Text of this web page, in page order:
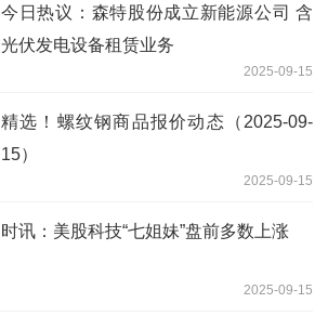
今日热议：森特股份成立新能源公司 含
光伏发电设备租赁业务
2025-09-15
精选！螺纹钢商品报价动态（2025-09-
15）
2025-09-15
时讯：美股科技“七姐妹”盘前多数上涨
2025-09-15